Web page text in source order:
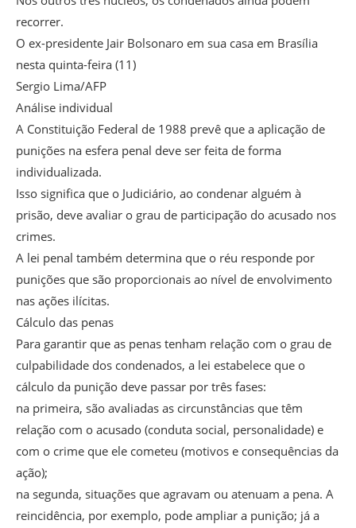
recorrer.
O ex-presidente Jair Bolsonaro em sua casa em Brasília
nesta quinta-feira (11)
Sergio Lima/AFP
Análise individual
A Constituição Federal de 1988 prevê que a aplicação de
punições na esfera penal deve ser feita de forma
individualizada.
Isso significa que o Judiciário, ao condenar alguém à
prisão, deve avaliar o grau de participação do acusado nos
crimes.
A lei penal também determina que o réu responde por
punições que são proporcionais ao nível de envolvimento
nas ações ilícitas.
Cálculo das penas
Para garantir que as penas tenham relação com o grau de
culpabilidade dos condenados, a lei estabelece que o
cálculo da punição deve passar por três fases:
na primeira, são avaliadas as circunstâncias que têm
relação com o acusado (conduta social, personalidade) e
com o crime que ele cometeu (motivos e consequências da
ação);
na segunda, situações que agravam ou atenuam a pena. A
reincidência, por exemplo, pode ampliar a punição; já a